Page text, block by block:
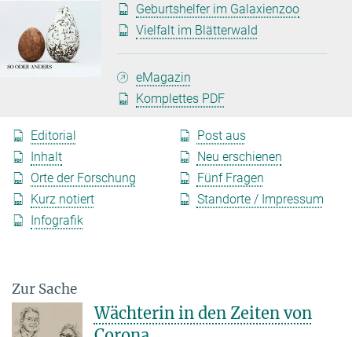
Geburtshelfer im Galaxienzoo
Vielfalt im Blätterwald
eMagazin
Komplettes PDF
Editorial
Inhalt
Orte der Forschung
Kurz notiert
Infografik
Post aus
Neu erschienen
Fünf Fragen
Standorte / Impressum
Zur Sache
Wächterin in den Zeiten von